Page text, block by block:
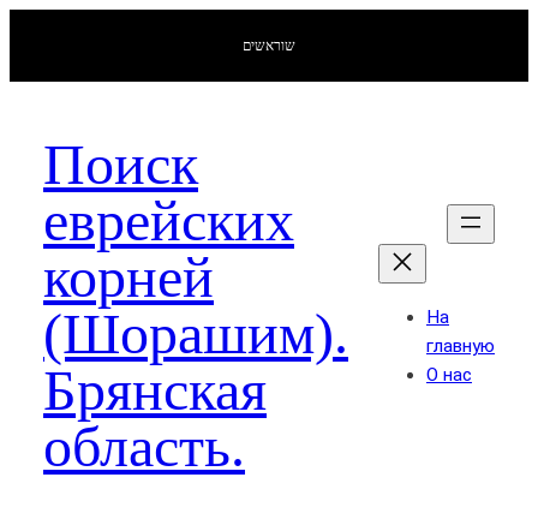
שוראשים
Поиск
еврейских
корней
(Шорашим).
Брянская
область.
На
главную
О нас